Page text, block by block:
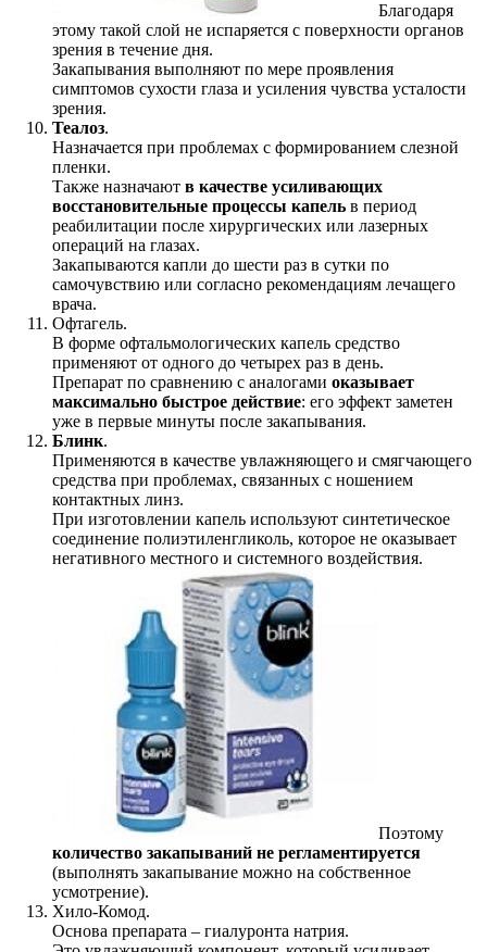
Благодаря
этому такой слой не испаряется с поверхности органов
зрения в течение дня.
Закапывания выполняют по мере проявления
симптомов сухости глаза и усиления чувства усталости
зрения.
Теалоз.
Назначается при проблемах с формированием слезной
пленки.
Также назначают в качестве усиливающих
восстановительные процессы капель в период
реабилитации после хирургических или лазерных
операций на глазах.
Закапываются капли до шести раз в сутки по
самочувствию или согласно рекомендациям лечащего
врача.
Офтагель.
В форме офтальмологических капель средство
применяют от одного до четырех раз в день.
Препарат по сравнению с аналогами оказывает
максимально быстрое действие: его эффект заметен
уже в первые минуты после закапывания.
Блинк.
Применяются в качестве увлажняющего и смягчающего
средства при проблемах, связанных с ношением
контактных линз.
При изготовлении капель используют синтетическое
соединение полиэтиленгликоль, которое не оказывает
негативного местного и системного воздействия.
Поэтому
количество закапываний не регламентируется
(выполнять закапывание можно на собственное
усмотрение).
Хило-Комод.
Основа препарата – гиалуронта натрия.